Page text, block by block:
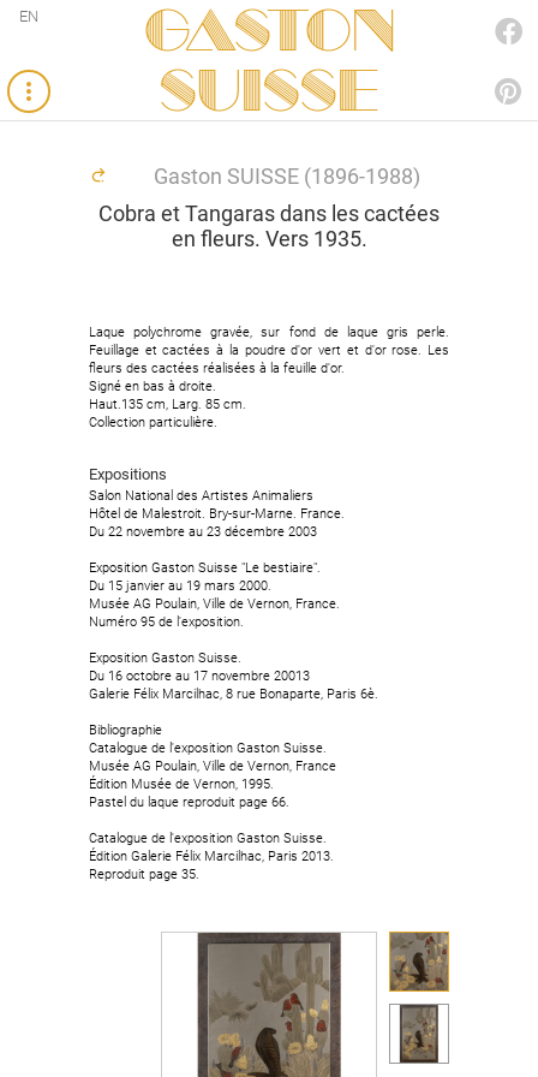
Gaston
SUISSE
EN
Gaston SUISSE (1896-1988)
Cobra et Tangaras dans les cactées
en fleurs. Vers 1935.
Laque polychrome gravée, sur fond de laque gris perle.
Feuillage et cactées à la poudre d'or vert et d'or rose. Les
fleurs des cactées réalisées à la feuille d'or.
Signé en bas à droite.
Haut.135 cm, Larg. 85 cm.
Collection particulière.
Expositions
Salon National des Artistes Animaliers
Hôtel de Malestroit. Bry-sur-Marne. France.
Du 22 novembre au 23 décembre 2003
Exposition Gaston Suisse "Le bestiaire".
Du 15 janvier au 19 mars 2000.
Musée AG Poulain, Ville de Vernon, France.
Numéro 95 de l'exposition.
Exposition Gaston Suisse.
Du 16 octobre au 17 novembre 20013
Galerie Félix Marcilhac, 8 rue Bonaparte, Paris 6è.
Bibliographie
Catalogue de l'exposition Gaston Suisse.
Musée AG Poulain, Ville de Vernon, France
Édition Musée de Vernon, 1995.
Pastel du laque reproduit page 66.
Catalogue de l'exposition Gaston Suisse.
Édition Galerie Félix Marcilhac, Paris 2013.
Reproduit page 35.
Laque polychrome gravée, sur fond de laque gris perle.
Feuillage et cactées à la poudre d'or vert et d'or rose. Les
fleurs des cactées réalisées à la feuille d'or.
Signé en bas à droite.
Haut.135 cm, Larg. 85 cm.
Collection particulière.
Expositions
Salon National des Artistes Animaliers
Hôtel de Malestroit. Bry-sur-Marne. France.
Du 22 novembre au 23 décembre 2003
Exposition Gaston Suisse "Le bestiaire".
Du 15 janvier au 19 mars 2000.
Musée AG Poulain, Ville de Vernon, France.
Numéro 95 de l'exposition.
Exposition Gaston Suisse.
Du 16 octobre au 17 novembre 20013
Galerie Félix Marcilhac, 8 rue Bonaparte, Paris 6è.
Bibliographie
Catalogue de l'exposition Gaston Suisse.
Musée AG Poulain, Ville de Vernon, France
Édition Musée de Vernon, 1995.
Pastel du laque reproduit page 66.
Catalogue de l'exposition Gaston Suisse.
Édition Galerie Félix Marcilhac, Paris 2013.
Reproduit page 35.